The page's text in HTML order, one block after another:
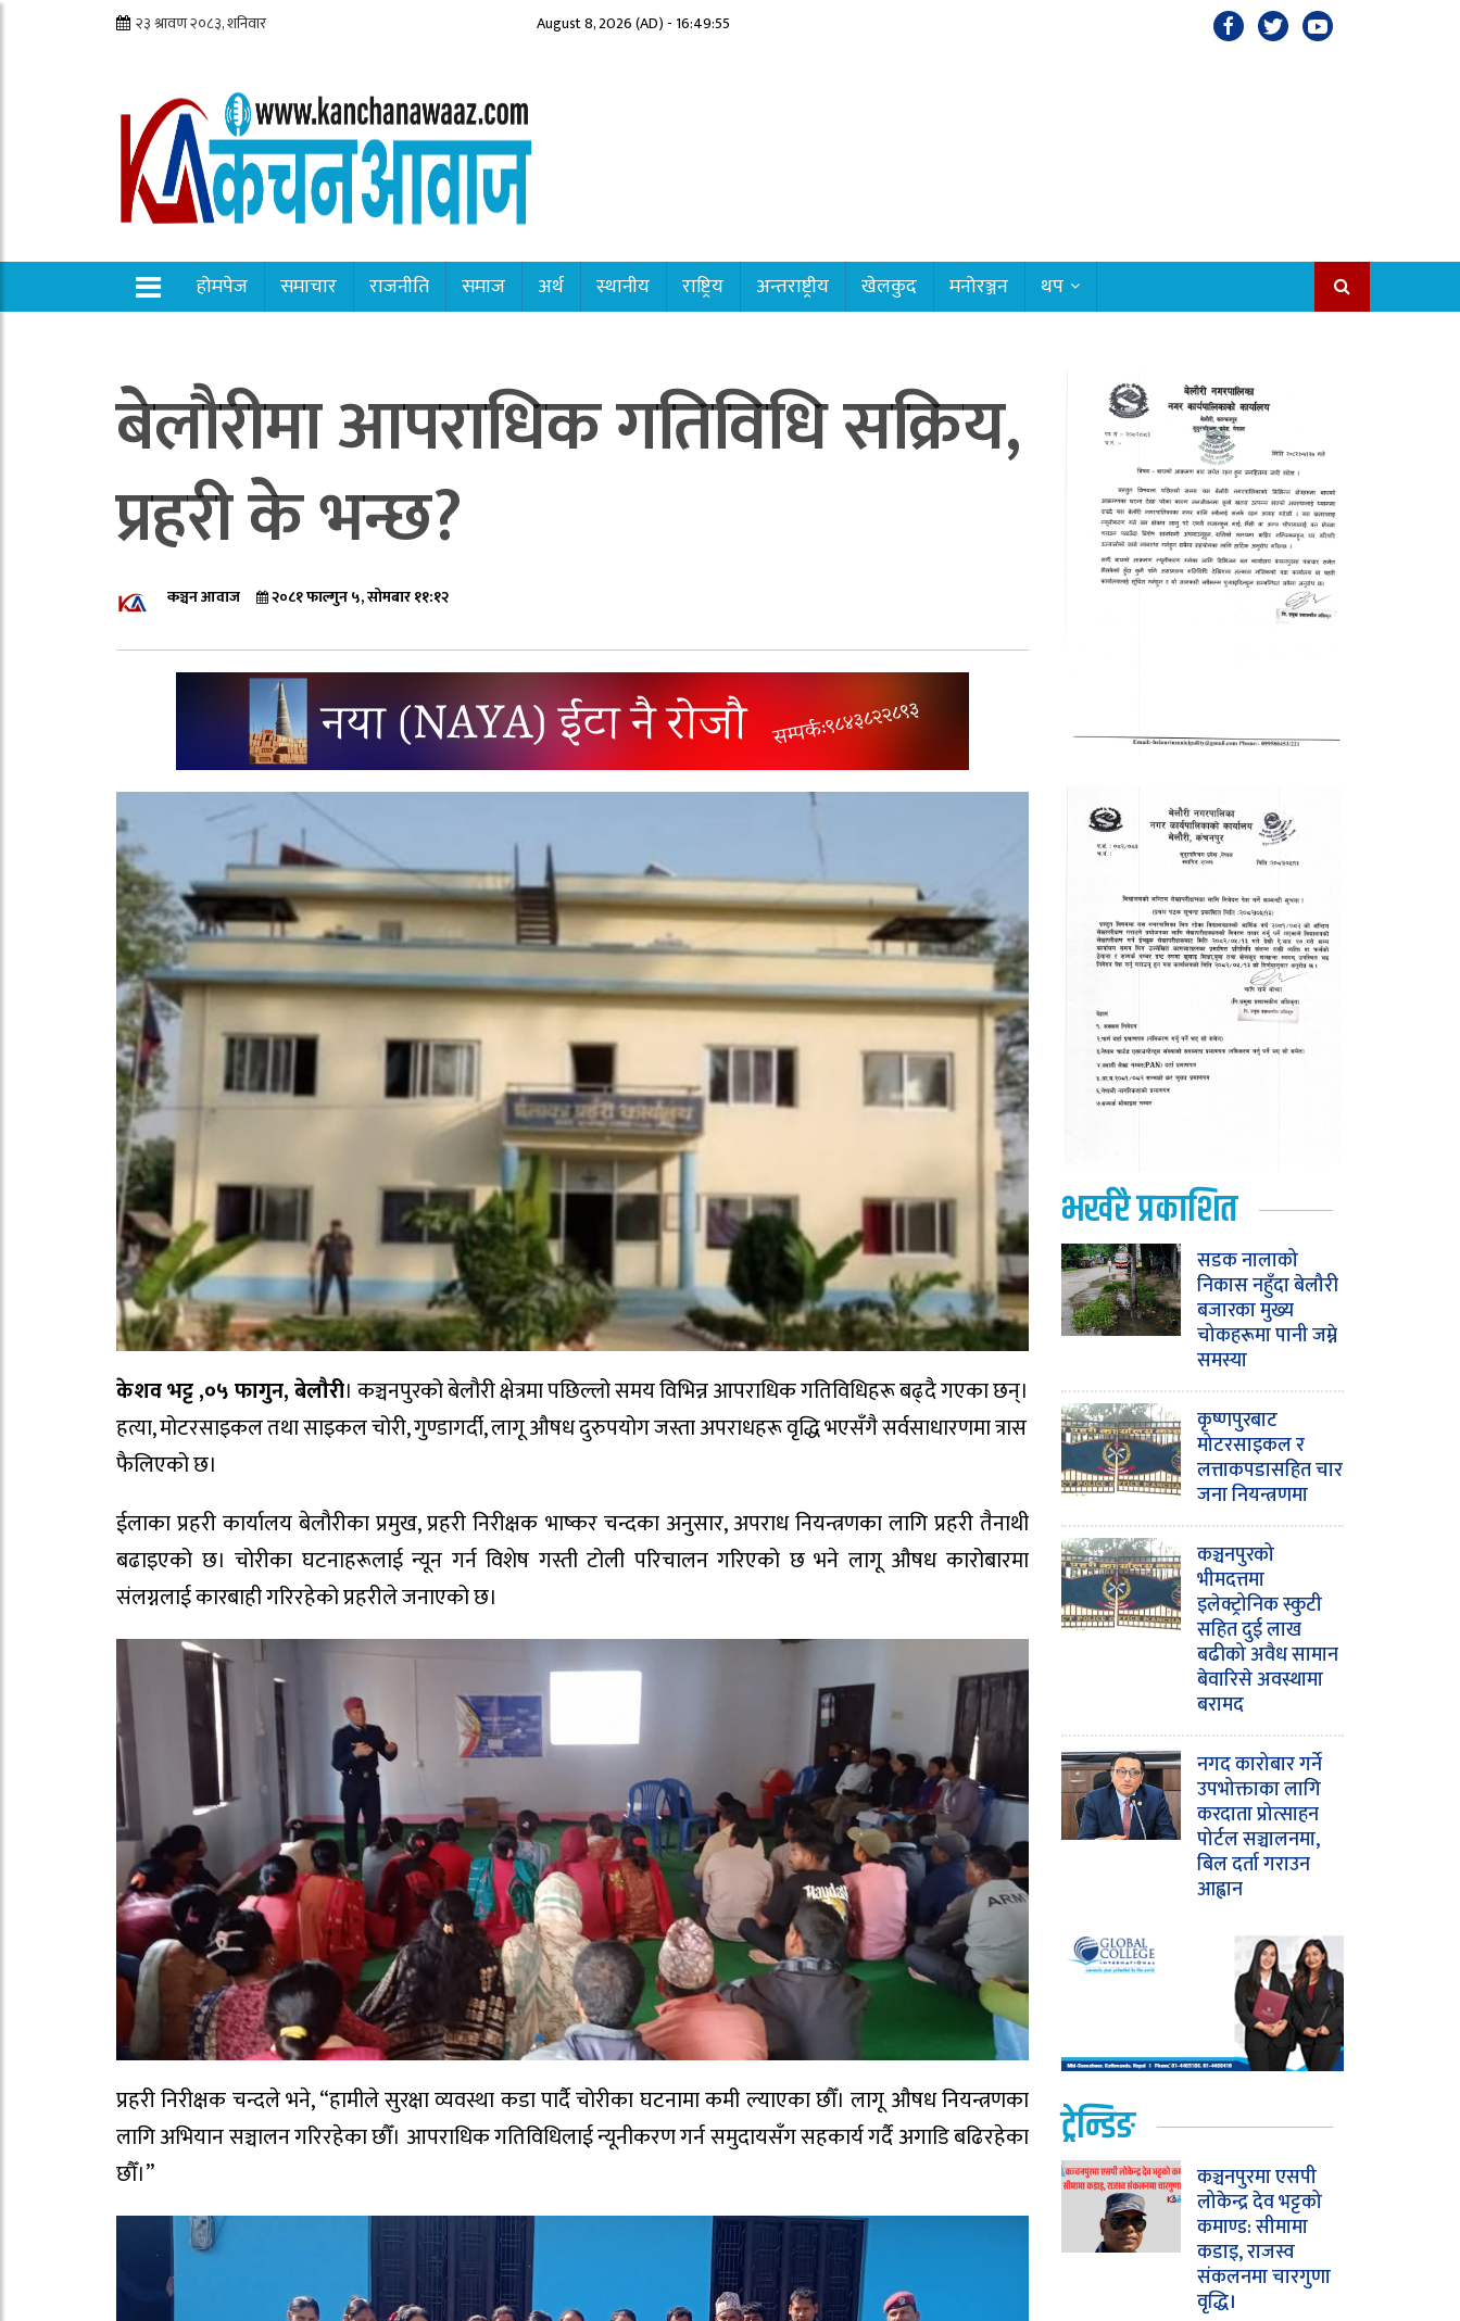
August 8, 2026 (AD) - 16:49:57
होमपेज समाचार राजनीति समाज अर्थ स्थानीय राष्ट्रिय अन्तराष्ट्रीय खेलकुद मनोरञ्जन थप
बेलौरीमा आपराधिक गतिविधि सक्रिय,
प्रहरी के भन्छ?
कञ्चन आवाज २०८१ फाल्गुन ५, सोमबार ११:१२
केशव भट्ट ,०५ फागुन, बेलौरी। कञ्चनपुरको बेलौरी क्षेत्रमा पछिल्लो समय विभिन्न आपराधिक गतिविधिहरू बढ्दै गएका छन्।
हत्या, मोटरसाइकल तथा साइकल चोरी, गुण्डागर्दी, लागू औषध दुरुपयोग जस्ता अपराधहरू वृद्धि भएसँगै सर्वसाधारणमा त्रास
फैलिएको छ।
ईलाका प्रहरी कार्यालय बेलौरीका प्रमुख, प्रहरी निरीक्षक भाष्कर चन्दका अनुसार, अपराध नियन्त्रणका लागि प्रहरी तैनाथी
बढाइएको छ। चोरीका घटनाहरूलाई न्यून गर्न विशेष गस्ती टोली परिचालन गरिएको छ भने लागू औषध कारोबारमा
संलग्नलाई कारबाही गरिरहेको प्रहरीले जनाएको छ।
प्रहरी निरीक्षक चन्दले भने, “हामीले सुरक्षा व्यवस्था कडा पार्दै चोरीका घटनामा कमी ल्याएका छौँ। लागू औषध नियन्त्रणका
लागि अभियान सञ्चालन गरिरहेका छौँ। आपराधिक गतिविधिलाई न्यूनीकरण गर्न समुदायसँग सहकार्य गर्दै अगाडि बढिरहेका
छौँ।”
भर्खरै प्रकाशित
सडक नालाको
निकास नहुँदा बेलौरी
बजारका मुख्य
चोकहरूमा पानी जम्ने
समस्या
कृष्णपुरबाट
मोटरसाइकल र
लत्ताकपडासहित चार
जना नियन्त्रणमा
कञ्चनपुरको
भीमदत्तमा
इलेक्ट्रोनिक स्कुटी
सहित दुई लाख
बढीको अवैध सामान
बेवारिसे अवस्थामा
बरामद
नगद कारोबार गर्ने
उपभोक्ताका लागि
करदाता प्रोत्साहन
पोर्टल सञ्चालनमा,
बिल दर्ता गराउन
आह्वान
ट्रेन्डिङ
कञ्चनपुरमा एसपी
लोकेन्द्र देव भट्टको
कमाण्ड: सीमामा
कडाइ, राजस्व
संकलनमा चारगुणा
वृद्धि।